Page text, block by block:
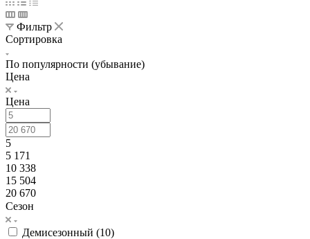
Фильтр
Сортировка
По популярности (убывание)
Цена
Цена
5
5 171
10 338
15 504
20 670
Сезон
Демисезонный (10)